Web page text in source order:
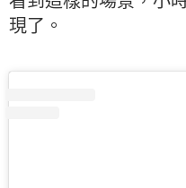
現了。